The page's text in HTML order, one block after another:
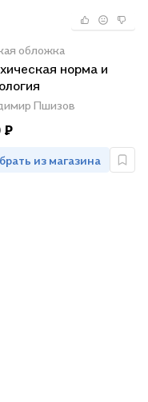
обложка
норма и
Пшизов
₽
из магазина